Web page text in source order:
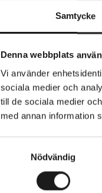
Samtycke
Denna webbplats
Vi använder
sociala medier och
till de sociala medier
med annan information
Nödvändig
Abus
bara
Vuxen
HJÄLM -
Pendling